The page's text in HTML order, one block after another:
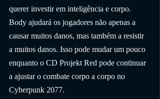
querer investir em inteligência e corpo.
Body ajudará os jogadores não apenas a
causar muitos danos, mas também a resistir
a muitos danos. Isso pode mudar um pouco
enquanto o CD Projekt Red pode continuar
a ajustar o combate corpo a corpo no
Cyberpunk 2077.